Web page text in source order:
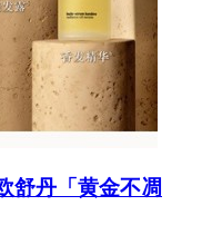
舒丹「黄金不凋